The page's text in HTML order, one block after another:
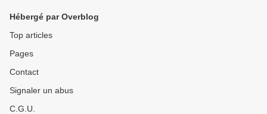
Hébergé par Overblog
Top articles
Pages
Contact
Signaler un abus
C.G.U.